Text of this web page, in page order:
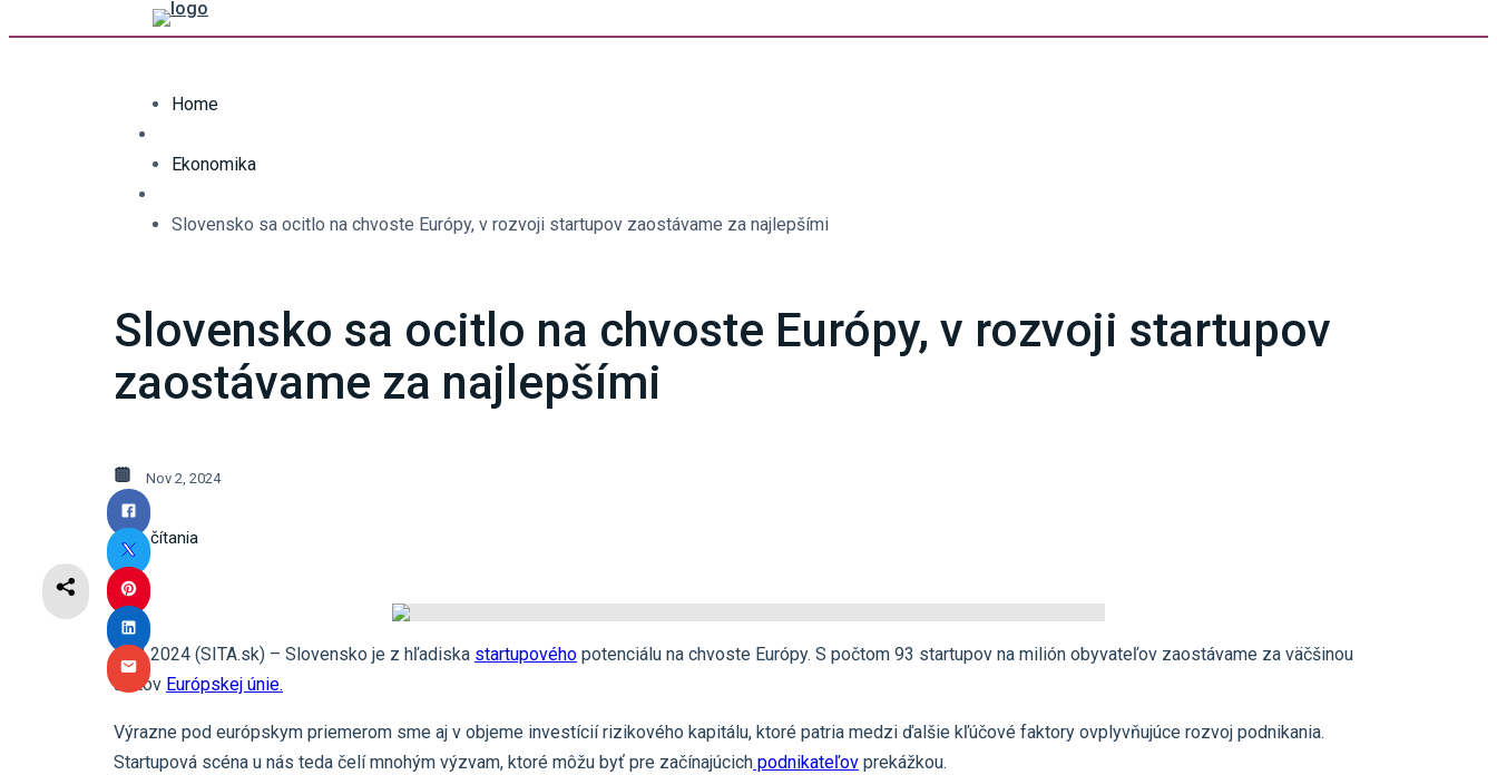
Home
Ekonomika
Slovensko sa ocitlo na chvoste Európy, v rozvoji startupov zaostávame za najlepšími
Slovensko sa ocitlo na chvoste Európy, v rozvoji startupov
zaostávame za najlepšími
Nov 2, 2024
3
min čítania
4.11.2024 (SITA.sk) – Slovensko je z hľadiska startupového potenciálu na chvoste Európy. S počtom 93 startupov na milión obyvateľov zaostávame za väčšinou
štátov Európskej únie.
Výrazne pod európskym priemerom sme aj v objeme investícií rizikového kapitálu, ktoré patria medzi ďalšie kľúčové faktory ovplyvňujúce rozvoj podnikania.
Startupová scéna u nás teda čelí mnohým výzvam, ktoré môžu byť pre začínajúcich podnikateľov prekážkou.